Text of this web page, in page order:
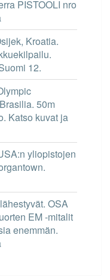
PISTOOLI nro
Kroatia.
12.
50m
Katso kuvat ja
yliopistojen
OSA
EM -mitalit
enemmän.